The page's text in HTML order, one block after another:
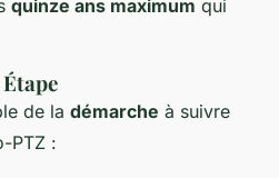
quinze ans maximum qui
de la démarche à suivre
PTZ :